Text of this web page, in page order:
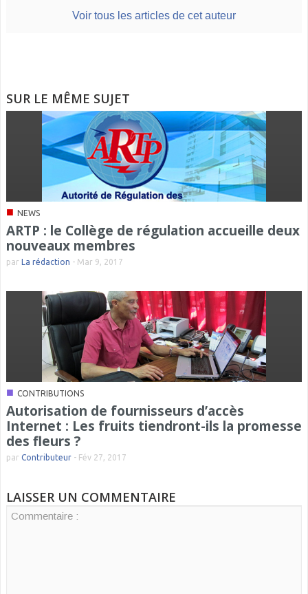
Voir tous les articles de cet auteur
SUR LE MÊME SUJET
■ NEWS
ARTP : le Collège de régulation accueille deux
nouveaux membres
par La rédaction - Mar 9, 2017
■ CONTRIBUTIONS
Autorisation de fournisseurs d’accès
Internet : Les fruits tiendront-ils la promesse
des fleurs ?
par Contributeur - Fév 27, 2017
LAISSER UN COMMENTAIRE